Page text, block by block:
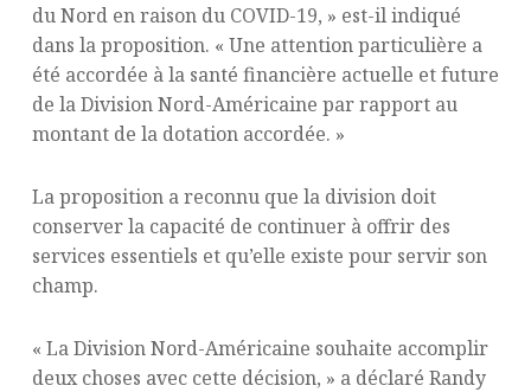
du Nord en raison du COVID-19, » est-il indiqué
dans la proposition. « Une attention particulière a
été accordée à la santé financière actuelle et future
de la Division Nord-Américaine par rapport au
montant de la dotation accordée. »
La proposition a reconnu que la division doit
conserver la capacité de continuer à offrir des
services essentiels et qu’elle existe pour servir son
champ.
« La Division Nord-Américaine souhaite accomplir
deux choses avec cette décision, » a déclaré Randy